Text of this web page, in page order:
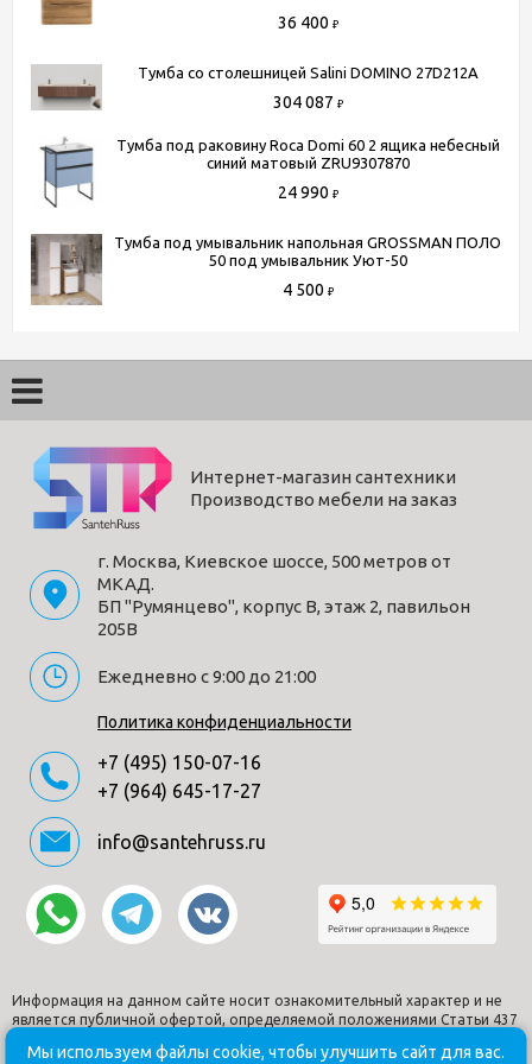
36 400 ₽
Тумба со столешницей Salini DOMINO 27D212A
304 087 ₽
Тумба под раковину Roca Domi 60 2 ящика небесный
синий матовый ZRU9307870
24 990 ₽
Тумба под умывальник напольная GROSSMAN ПОЛО
50 под умывальник Уют-50
4 500 ₽
Интернет-магазин сантехники
Производство мебели на заказ
г. Москва, Киевское шоссе, 500 метров от
МКАД.
БП "Румянцево", корпус В, этаж 2, павильон
205В
Ежедневно с 9:00 до 21:00
Политика конфиденциальности
+7 (495) 150-07-16
+7 (964) 645-17-27
info@santehruss.ru
Информация на данном сайте носит ознакомительный характер и не
является публичной офертой, определяемой положениями Статьи 437
Мы используем файлы cookie, чтобы улучшить сайт для вас.